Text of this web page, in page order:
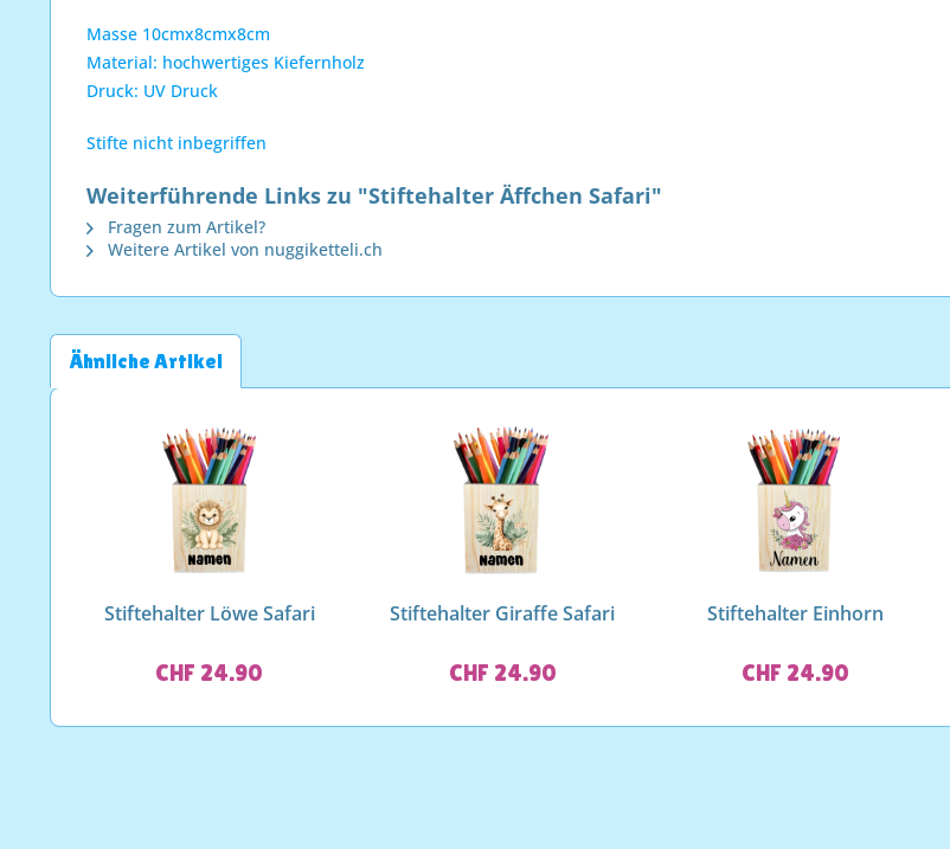
Masse 10cmx8cmx8cm
Material: hochwertiges Kiefernholz
Druck: UV Druck
Stifte nicht inbegriffen
Weiterführende Links zu "Stiftehalter Äffchen Safari"
Fragen zum Artikel?
Weitere Artikel von nuggiketteli.ch
Ähnliche Artikel
Stiftehalter Löwe Safari
CHF 24.90
Stiftehalter Giraffe Safari
CHF 24.90
Stiftehalter Einhorn
CHF 24.90